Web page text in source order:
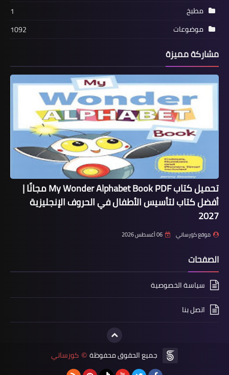
مطبخ
1
موضوعات
1092
مشاركة مميزة
تحميل كتاب My Wonder Alphabet Book PDF مجانًا |
أفضل كتاب لتأسيس الأطفال في الحروف الإنجليزية
2027
موقع كورساتي 06 أغسطس 2026
الصفحات
سياسة الخصوصية
اتصل بنا
جميع الحقوق محفوظة © كورساتي